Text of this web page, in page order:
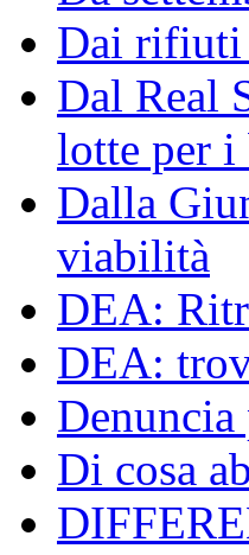
Dai rifiuti
Dal Real
lotte per i
Dalla
viabilità
DEA:
DEA:
Di cosa